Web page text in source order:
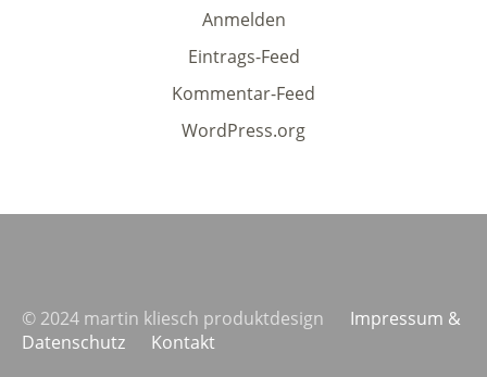
Anmelden
Eintrags-Feed
Kommentar-Feed
WordPress.org
© 2024 martin kliesch produktdesign Impressum &
Datenschutz
Kontakt